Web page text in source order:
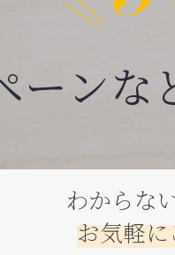
わからな
お気軽
ーンな